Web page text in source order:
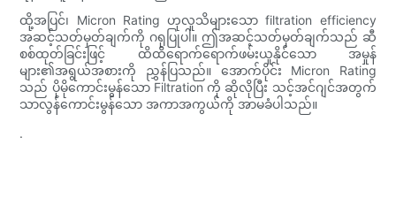
ထို့အပြင်၊ Micron Rating ဟုလူသိများသော filtration efficiency
အဆင့်သတ်မှတ်ချက်ကို ဂရုပြုပါ။ ဤအဆင့်သတ်မှတ်ချက်သည် ဆီ
စစ်ထုတ်ခြင်းဖြင့် ထိထိရောက်ရောက်ဖမ်းယူနိုင်သော အမှုန်
များ၏အရွယ်အစားကို ညွှန်ပြသည်။ အောက်ပိုင်း Micron Rating
သည် ပိုမိုကောင်းမွန်သော Filtration ကို ဆိုလိုပြီး သင့်အင်ဂျင်အတွက်
သာလွန်ကောင်းမွန်သော အကာအကွယ်ကို အာမခံပါသည်။
.